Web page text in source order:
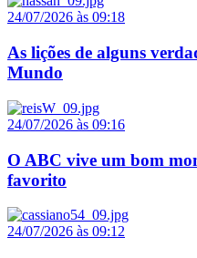
24/07/2026 às 09:18
As lições de alguns
Mundo
24/07/2026 às 09:16
O ABC vive um bom
favorito
24/07/2026 às 09:12